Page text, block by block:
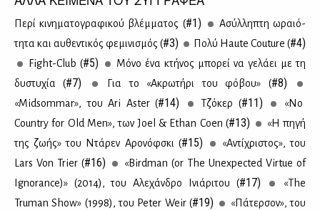
Πε­ρί κι­νη­μα­το­γρα­φι­κού βλέμ­μα­τος (#1)
Ασύλ­λη­πτη ωραιό­
τη­τα και αυ­θε­ντι­κός φε­μι­νι­σμός (#3) Πο­λύ Haute Couture (#4)
Fight-Club (#5)
Μό­νο ένα κτή­νος μπο­ρεί να γε­λά­ει με τη
δυ­στυ­χία (#7) Για το «Ακρω­τή­ρι του φό­βου» (#8)
«Midsommar», του Ari Aster (#14) Tζό­κερ (#11)
«No
Country for Old Men», των Joel & Ethan Coen (#13)
«Η πη­γή
της ζω­ής» του Ντά­ρεν Αρο­νόφ­σκι (#15)
«Αντί­χρι­στος», του
Lars Von Trier (#16)
«Birdman (or The Unexpected Virtue of
Ignorance)» (2014), του Αλε­χάν­δρο Ινιά­ρι­του (#17)
«The
Truman Show» (1998), του Peter Weir (#19)
«Πά­τερ­σον», του